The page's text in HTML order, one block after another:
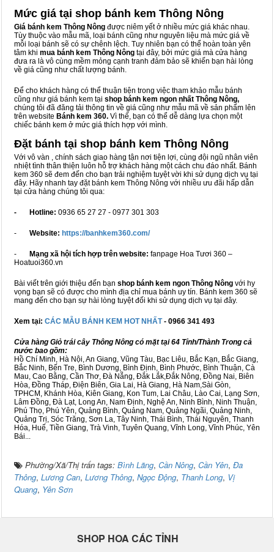
Mức giá tại shop bánh kem Thông Nông
Giá bánh kem Thông Nông được niêm yết ở nhiều mức giá khác nhau.
Tùy thuộc vào mẫu mã, loại bánh cũng như nguyên liệu mà mức giá về
mỗi loại bánh sẽ có sự chênh lệch. Tuy nhiên bạn có thể hoàn toàn yên
tâm khi mua bánh kem Thông Nông tại đây, bởi mức giá mà cửa hàng
đưa ra là vô cùng mềm mỏng cạnh tranh đảm bảo sẽ khiến bạn hài lòng
về giá cũng như chất lượng bánh.
Để cho khách hàng có thể thuận tiện trong việc tham khảo mẫu bánh
cũng như giá bánh kem tại shop bánh kem ngon nhất Thông Nông,
chúng tôi đã đăng tải thông tin về giá cũng như mẫu mã về sản phẩm lên
trên website Bánh kem 360. Vì thế, bạn có thể dễ dàng lựa chọn một
chiếc bánh kem ở mức giá thích hợp với mình.
Đặt bánh tại shop bánh kem Thông Nông
Với vô vàn , chính sách giao hàng tận nơi tiện lợi, cùng đội ngũ nhân viên
nhiệt tình thân thiện luôn hỗ trợ khách hàng một cách chu đáo nhất. Bánh
kem 360 sẽ đem đến cho bạn trải nghiệm tuyệt vời khi sử dụng dịch vụ tại
đây. Hãy nhanh tay đặt bánh kem Thông Nông với nhiều ưu đãi hấp dẫn
tại cửa hàng chúng tôi qua:
- Hotline: 0936 65 27 27 - 0977 301 303
- Website: https://banhkem360.com/
- Mạng xã hội tích hợp trên website: fanpage Hoa Tươi 360 –
Hoatuoi360.vn
Bài viết trên giới thiệu đến bạn shop bánh kem ngon Thông Nông với hy
vọng bạn sẽ có được cho mình địa chỉ mua bánh uy tín. Bánh kem 360 sẽ
mang đến cho bạn sự hài lòng tuyệt đối khi sử dụng dịch vụ tại đây.
Xem tại: CÁC MẪU BÁNH KEM HOT NHẤT- 0966 341 493
Cửa hàng Giỏ trái cây Thông Nông có mặt tại 64 Tỉnh/Thành Trong cả
nước bao gồm:
Hồ Chí Minh, Hà Nội, An Giang, Vũng Tàu, Bạc Liêu, Bắc Kạn, Bắc Giang,
Bắc Ninh, Bến Tre, Bình Dương, Bình Định, Bình Phước, Bình Thuận, Cà
Mau, Cao Bằng, Cần Thơ, Đà Nẵng, Đắk Lắk,Đắk Nông, Đồng Nai, Biên
Hòa, Đồng Tháp, Điện Biên, Gia Lai, Hà Giang, Hà Nam,Sài Gòn,
TPHCM, Khánh Hòa, Kiên Giang, Kon Tum, Lai Châu, Lào Cai, Lạng Sơn,
Lâm Đồng, Đà Lạt, Long An, Nam Định, Nghệ An, Ninh Bình, Ninh Thuận,
Phú Thọ, Phú Yên, Quảng Bình, Quảng Nam, Quảng Ngãi, Quảng Ninh,
Quảng Trị, Sóc Trăng, Sơn La, Tây Ninh, Thái Bình, Thái Nguyên, Thanh
Hóa, Huế, Tiền Giang, Trà Vinh, Tuyên Quang, Vĩnh Long, Vĩnh Phúc, Yên
Bái...
Phường/Xã/Thị trấn tags: Bình Lãng, Cần Nông, Cần Yên, Đa
Thông, Lương Can, Lương Thông, Ngọc Động, Thanh Long, Vị
Quang, Yên Sơn
SHOP HOA CÁC TỈNH